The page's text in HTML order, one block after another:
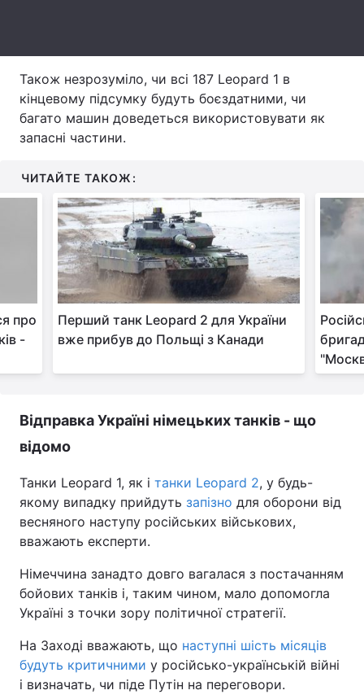
Тема оформлення
Також незрозуміло, чи всі 187 Leopard 1 в
кінцевому підсумку будуть боєздатними, чи
багато машин доведеться використовувати як
запасні частини.
ЧИТАЙТЕ ТАКОЖ:
про
-
Перший танк Leopard 2 для України
вже прибув до Польщі з Канади
Відправка Україні німецьких танків - що
відомо
Танки Leopard 1, як і танки Leopard 2, у будь-
якому випадку прийдуть запізно для оборони від
весняного наступу російських військових,
вважають експерти.
Німеччина занадто довго вагалася з постачанням
бойових танків і, таким чином, мало допомогла
Україні з точки зору політичної стратегії.
На Заході вважають, що наступні шість місяців
будуть критичними у російсько-українській війні
і визначать, чи піде Путін на переговори.